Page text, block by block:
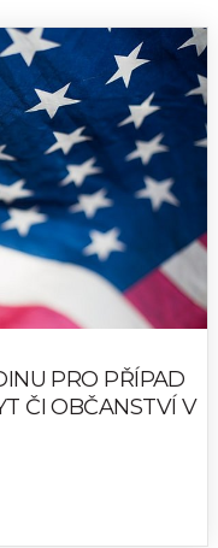
PRO PŘÍPAD
ČI OBČANSTVÍ V